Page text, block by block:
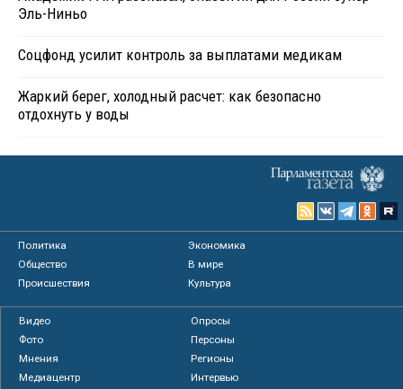
Эль-Ниньо
Соцфонд усилит контроль за выплатами медикам
Жаркий берег, холодный расчет: как безопасно
отдохнуть у воды
Политика
Экономика
Общество
В мире
Происшествия
Культура
Видео
Опросы
Фото
Персоны
Мнения
Регионы
Медиацентр
Интервью